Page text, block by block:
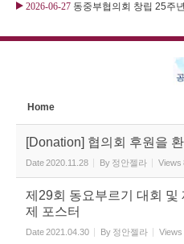
2026-06-27 동중부협의회 창립 25주
Home
[Donation] 협의회 후원을
Date2020.11.28 By 정안젤라 Views
제29회 동요부르기 대회 및
제 포스터
Date2021.04.30 By 정안젤라 Views
Sketchbook5,